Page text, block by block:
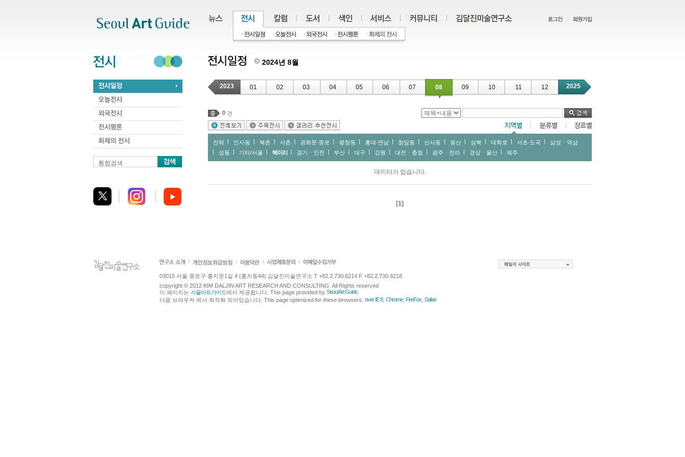
통합검색
2024년 8월
2023 01 02 03 04 05 06 07 08 09 10 11 12 2025
0 건
전체 인사동 북촌 서촌 광화문∙종로 평창동 홍대∙연남 청담동 신사동 용산 성북 대학로 서초∙도곡
삼성ㆍ역삼
성동
기타/서울 헤이리 경기ㆍ인천 부산 대구 강원 대전ㆍ충청 광주ㆍ전라 경상ㆍ울산 제주
데이타가 없습니다.
[1]
03015 서울 종로구 홍지문1길 4 (홍지동44) 김달진미술연구소 T +82.2.730.6214 F +82.2.730.9218
copyright © 2012 KIM DALJIN ART RESEARCH AND CONSULTING. All Rights reserved
이 페이지는 서울아트가이드에서 제공됩니다. This page provided by Seoul Art Guide.
다음 브라우져 에서 최적화 되어있습니다. This page optimized for these browsers. over IE 8, Chrome, FireFox Safari